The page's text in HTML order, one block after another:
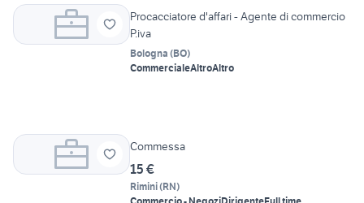
Procacciatore d'affari - Agente di commercio
P.iva
Bologna (BO)
CommercialeAltroAltro
Commessa
15 €
Rimini(RN)